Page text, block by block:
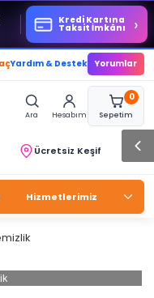
Kredi Kartına
Taksit İmkânı ›
Yardım & Destek Yorumlar
Ara Hesabım
0
Sepetim
Ücretsiz Keşif
Hizmetlerimiz